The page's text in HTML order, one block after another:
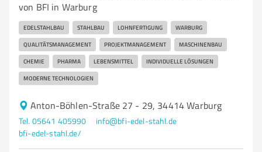
von BFI in Warburg
EDELSTAHLBAU STAHLBAU LOHNFERTIGUNG WARBURG
QUALITÄTSMANAGEMENT PROJEKTMANAGEMENT MASCHINENBAU
CHEMIE PHARMA LEBENSMITTEL INDIVIDUELLE LÖSUNGEN
MODERNE TECHNOLOGIEN
Anton-Böhlen-Straße 27 - 29, 34414 Warburg
Tel. 05641 405990
info@bfi-edel-stahl.de
bfi-edel-stahl.de/